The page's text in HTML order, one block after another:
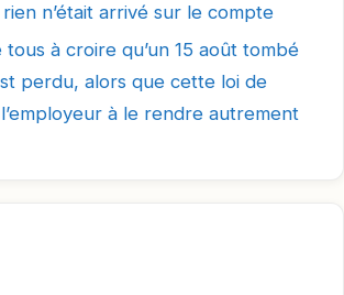
n’était arrivé sur le compte
tous à croire qu’un 15 août tombé
perdu, alors que cette loi de
à le rendre autrement